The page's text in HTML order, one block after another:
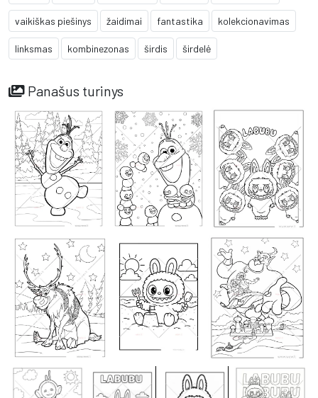
vaikiškas piešinys žaidimai fantastika kolekcionavimas
linksmas kombinezonas širdis širdelė
Panašus turinys